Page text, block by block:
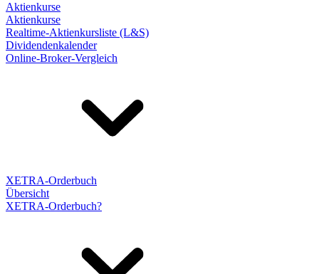
Aktienkurse
Aktienkurse
Realtime-Aktienkursliste (L&S)
Dividendenkalender
Online-Broker-Vergleich
XETRA-Orderbuch
Übersicht
XETRA-Orderbuch?